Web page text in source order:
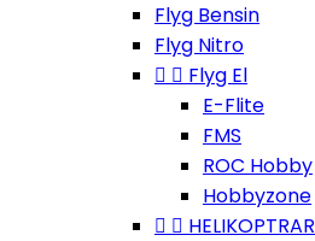
Flyg Bensin
Flyg Nitro
  Flyg El
E-Flite
FMS
ROC Hobby
Hobbyzone
  HELIKOPTRAR